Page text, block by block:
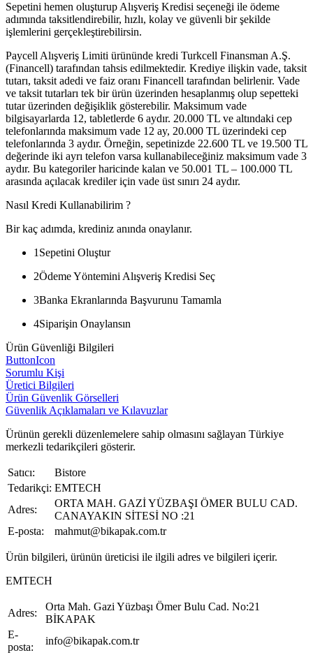
Sepetini hemen oluşturup Alışveriş Kredisi seçeneği ile ödeme
adımında taksitlendirebilir, hızlı, kolay ve güvenli bir şekilde
işlemlerini gerçekleştirebilirsin.
Paycell Alışveriş Limiti ürününde kredi Turkcell Finansman A.Ş.
(Financell) tarafından tahsis edilmektedir. Krediye ilişkin vade, taksit
tutarı, taksit adedi ve faiz oranı Financell tarafından belirlenir. Vade
ve taksit tutarları tek bir ürün üzerinden hesaplanmış olup sepetteki
tutar üzerinden değişiklik gösterebilir. Maksimum vade
bilgisayarlarda 12, tabletlerde 6 aydır. 20.000 TL ve altındaki cep
telefonlarında maksimum vade 12 ay, 20.000 TL üzerindeki cep
telefonlarında 3 aydır. Örneğin, sepetinizde 22.600 TL ve 19.500 TL
değerinde iki ayrı telefon varsa kullanabileceğiniz maksimum vade 3
aydır. Bu kategoriler haricinde kalan ve 50.001 TL – 100.000 TL
arasında açılacak krediler için vade üst sınırı 24 aydır.
Nasıl Kredi Kullanabilirim ?
Bir kaç adımda, krediniz anında onaylanır.
1 Sepetini Oluştur
2Ödeme Yöntemini Alışveriş Kredisi Seç
3Banka Ekranlarında Başvurunu Tamamla
4Siparişin Onaylansın
Ürün Güvenliği Bilgileri
ButtonIcon
Sorumlu Kişi
Üretici Bilgileri
Ürün Güvenlik Görselleri
Güvenlik Açıklamaları ve Kılavuzlar
Ürünün gerekli düzenlemelere sahip olmasını sağlayan Türkiye
merkezli tedarikçileri gösterir.
Satıcı:
Bistore
Tedarikçi: EMTECH
Adres:
ORTA MAH. GAZİ YÜZBAŞI ÖMER BULU CAD.
CANAYAKIN SİTESİ NO :21
E-posta:
mahmut@bikapak.com.tr
Ürün bilgileri, ürünün üreticisi ile ilgili adres ve bilgileri içerir.
EMTECH
Adres:
Orta Mah. Gazi Yüzbaşı Ömer Bulu Cad. No:21
BİKAPAK
E-
posta:
info@bikapak.com.tr